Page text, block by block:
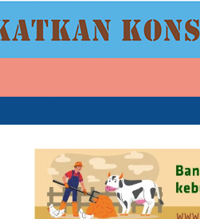
agropustaka